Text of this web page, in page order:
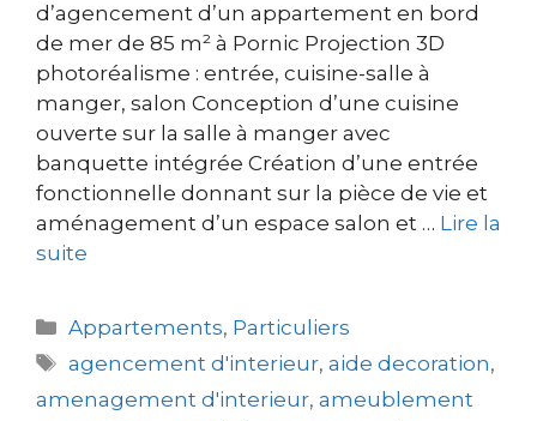
d’agencement d’un appartement en bord
de mer de 85 m² à Pornic Projection 3D
photoréalisme : entrée, cuisine-salle à
manger, salon Conception d’une cuisine
ouverte sur la salle à manger avec
banquette intégrée Création d’une entrée
fonctionnelle donnant sur la pièce de vie et
aménagement d’un espace salon et … Lire la
suite
Appartements, Particuliers
agencement d'interieur,aide decoration,
amenagement d'interieur, ameublement